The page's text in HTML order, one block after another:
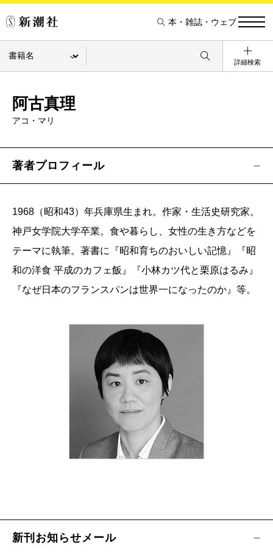
本・雑誌・ウェブ
詳細検索
阿古真理
アコ・マリ
著者プロフィール
1968（昭和43）年兵庫県生まれ。作家・生活史研究家。
神戸女学院大学卒業。食や暮らし、女性の生き方などを
テーマに執筆。著書に『昭和育ちのおいしい記憶』『昭
和の洋食 平成のカフェ飯』『小林カツ代と栗原はるみ』
『なぜ日本のフランスパンは世界一になったのか』等。
新刊お知らせメール